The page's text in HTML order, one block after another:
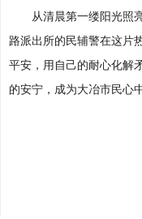
从清晨第一缕阳光照
路派出所的民辅警在这片
平安，用自己的耐心化解
的安宁，成为大冶市民心